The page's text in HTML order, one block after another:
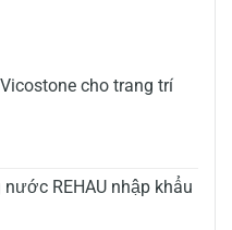
cho trang trí
REHAU nhập khẩu